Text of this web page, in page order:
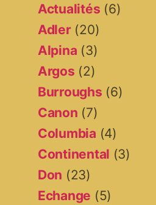
Actualités (6)
Adler(20)
Alpina (3)
Argos (2)
Burroughs (6)
Canon (7)
Columbia (4)
Continental (3)
Don (23)
Echange (5)